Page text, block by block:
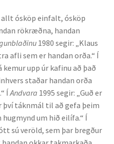
allt ósköp einfalt, ósköp
rökræðna, handan
1980 segir: „Klaus
afli sem er handan orða.“ Í
kemur upp úr kafinu að það
staðar handan orða
ÍAndvara 1995 segir: „Guð er
því táknmál til að gefa þeim
um hið eilífa.“ Í
sú veröld, sem þar bregður